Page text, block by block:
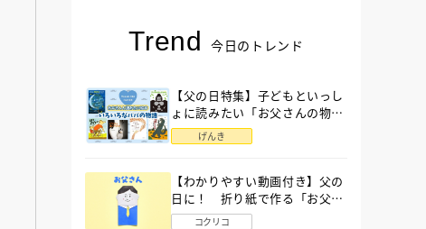
Trend 今日のトレンド
【父の日特集】子どもといっし
ょに読みたい「お父さんの物
語」６選
げんき
【わかりやすい動画付き】父の
日に！ 折り紙で作る「お父さ
ん」の簡単な折り方
コクリコ